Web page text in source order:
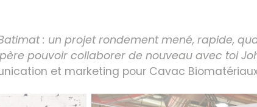
: un projet rondement mené, rapide,
pouvoir collaborer de nouveau avec toi
et marketing pour Cavac